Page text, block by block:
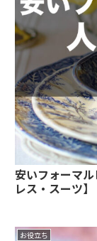
安いフォーマ
レス・スーツ】
お役立ち